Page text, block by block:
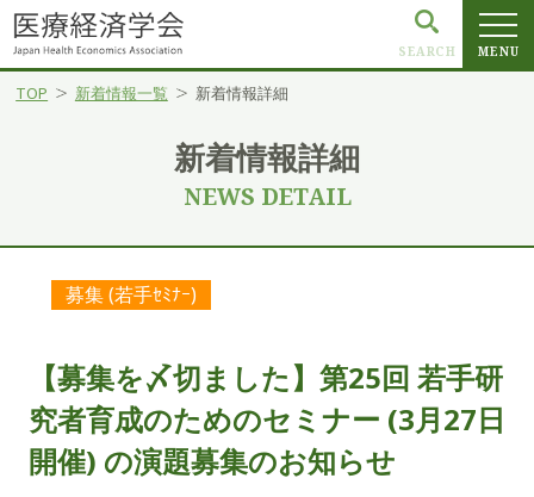
SEARCH MENU
新着情報詳細
NEWS DETAIL
TOP 新着情報一覧 新着情報詳細
募集 (若手ｾﾐﾅｰ)
【募集を〆切ました】第25回 若手研
究者育成のためのセミナー (3月27日
開催) の演題募集のお知らせ